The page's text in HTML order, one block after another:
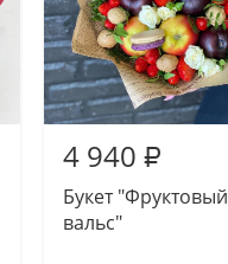
4 940 ₽
Букет "Фруктовый
вальс"